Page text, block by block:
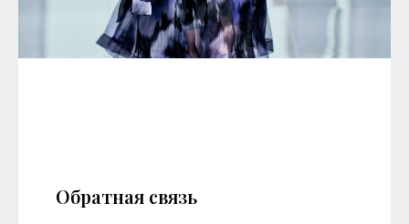
Обратная связь